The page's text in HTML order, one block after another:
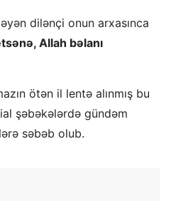
dilənçi onun arxasınca
Allah bəlanı
ötən il lentə alınmış bu
şəbəkələrdə gündəm
səbəb olub.